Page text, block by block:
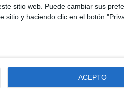
sitio web. Puede cambiar sus
sitio y haciendo clic en el botón
ACEPTO
0
de vestir cinco pasos, de